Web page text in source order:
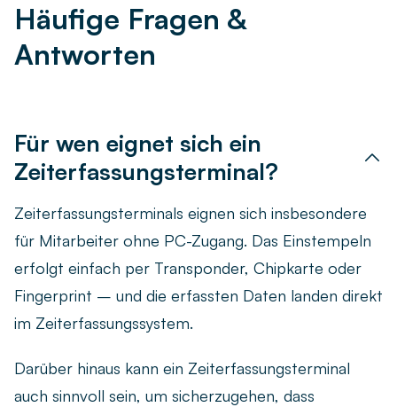
Häufige Fragen &
Antworten
Für wen eignet sich ein
Zeiterfassungsterminal?
Zeiterfassungsterminals eignen sich insbesondere
für Mitarbeiter ohne PC-Zugang. Das Einstempeln
erfolgt einfach per Transponder, Chipkarte oder
Fingerprint – und die erfassten Daten landen direkt
im Zeiterfassungssystem.
Darüber hinaus kann ein Zeiterfassungsterminal
auch sinnvoll sein, um sicherzugehen, dass